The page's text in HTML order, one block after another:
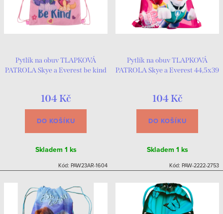
Pytlík na obuv TLAPKOVÁ
PATROLA Skye a Everest be kind
104 Kč
DO KOŠÍKU
Skladem 1 ks
Kód: PAW23AR-1604
Pytlík na obuv TLAPKOVÁ
PATROLA Skye a Everest 44,5x39
104 Kč
DO KOŠÍKU
Skladem 1 ks
Kód: PAW-2222-2753